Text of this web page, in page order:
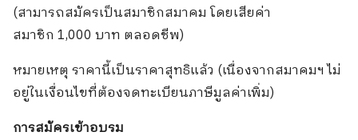
(สามารถสมัครเป็นสมาชิกสมาคม โดยเสียค่า
สมาชิก 1,000 บาท ตลอดชีพ)
หมายเหตุ ราคานี้เป็นราคาสุทธิแล้ว (เนื่องจากสมาคมฯ ไม่
อยู่ในเงื่อนไขที่ต้องจดทะเบียนภาษีมูลค่าเพิ่ม)
การสมัครเข้าอบรม